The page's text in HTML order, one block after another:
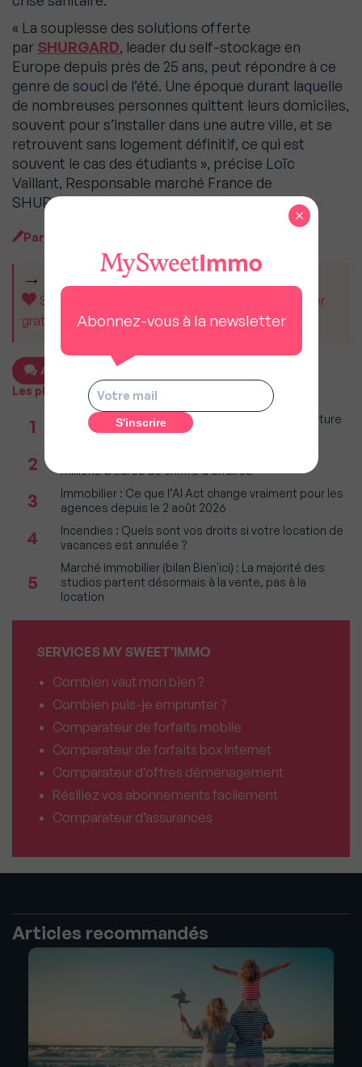
« La souplesse des solutions offerte
par SHURGARD, leader du self-stockage en
Europe depuis près de 25 ans, peut répondre à ce
genre de souci de l’été. Une époque durant laquelle
de nombreuses personnes quittent leurs domiciles,
souvent pour s’installer dans une autre ville, et se
retrouvent sans logement définitif, ce qui est
souvent le cas des étudiants », précise Loïc
Vaillant, Responsable marché France de
SHURGARD.
Par
CET ARTICLE VOUS A AIDÉ ?
Soutenez MySweetImmo et aidez-nous à rester
gratuit pour tous.
Ajouter un commentaire
Les plus populaires
1
Taxe foncière 2026 : Ces grandes villes où la facture
restera parmi les plus lourdes
2
millions d'euros de chiffre d'affaires
3
Immobilier : Ce que l’AI Act change vraiment pour les
agences depuis le 2 août 2026
4
Incendies : Quels sont vos droits si votre location de
vacances est annulée ?
5
Marché immobilier (bilan Bien'ici) : La majorité des
studios partent désormais à la vente, pas à la
location
SERVICES MY SWEET'IMMO
Combien vaut mon bien ?
Combien puis-je emprunter ?
Comparateur de forfaits mobile
Comparateur de forfaits box Internet
Comparateur d’offres déménagement
Résiliez vos abonnements facilement
Comparateur d’assurances
Articles recommandés
Abonnez-vous à la newsletter
×